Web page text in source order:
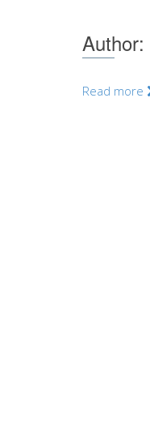
Author:
Read more